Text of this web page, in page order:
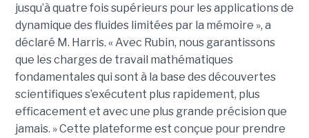
jusqu’à quatre fois supérieurs pour les applications de
dynamique des fluides limitées par la mémoire », a
déclaré M. Harris. « Avec Rubin, nous garantissons
que les charges de travail mathématiques
fondamentales qui sont à la base des découvertes
scientifiques s’exécutent plus rapidement, plus
efficacement et avec une plus grande précision que
jamais. »Cette plateforme est conçue pour prendre